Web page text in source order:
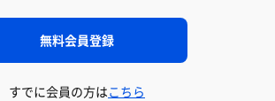
無料会員登録
すでに会員の方はこちら